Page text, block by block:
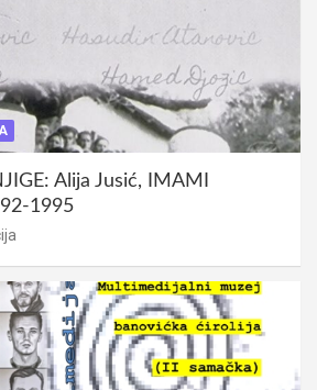
Alija Jusić, IMAMI
1995